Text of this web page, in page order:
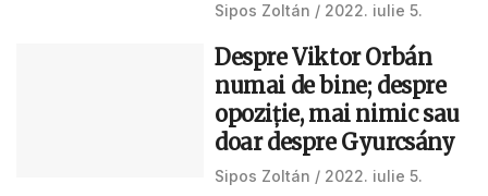
Sipos Zoltán 2022. iulie 5.
Despre Viktor Orbán
numai de bine; despre
opoziție, mai nimic sau
doar despre Gyurcsány
Sipos Zoltán 2022. iulie 5.